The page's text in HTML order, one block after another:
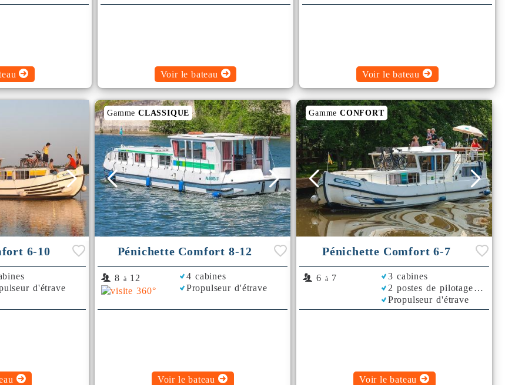
Voir le bateau Voir le bateau
6-10
d'étrave
Gamme CLASSIQUE
Pénichette Comfort 8-12
8 à 12
4 cabines
Propulseur d'étrave
Voir le bateau
GammeCONFORT
Pénichette Comfort 6-7
6 à 7
3 cabines
2 postes de pilotage
Propulseur d'étrave
Voir le bateau